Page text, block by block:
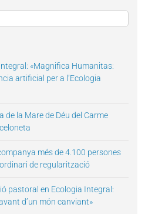
«Magnifica Humanitas:
artificial per a l’Ecologia
de la Mare de Déu del Carme
més de 4.100 persones
de regularització
pastoral en Ecologia Integral:
d’un món canviant»